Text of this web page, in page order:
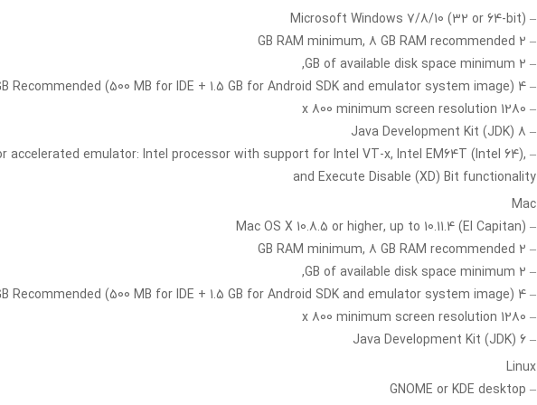
– Microsoft Windows 7/8/10 (32 or 64-bit)
– 2 GB RAM minimum, 8 GB RAM recommended
– 2 GB of available disk space minimum,
– 4 GB Recommended (500 MB for IDE + 1.5 GB for Android SDK and emulator system image)
– 1280 x 800 minimum screen resolution
– Java Development Kit (JDK) 8
accelerated emulator: Intel processor with support for Intel VT-x, Intel EM64T (Intel 64),
and Execute Disable (XD) Bit functionality
Mac
– Mac OS X 10.8.5 or higher, up to 10.11.4 (El Capitan)
– 2 GB RAM minimum, 8 GB RAM recommended
– 2 GB of available disk space minimum,
– 4 GB Recommended (500 MB for IDE + 1.5 GB for Android SDK and emulator system image)
– 1280 x 800 minimum screen resolution
– Java Development Kit (JDK) 6
Linux
– GNOME or KDE desktop